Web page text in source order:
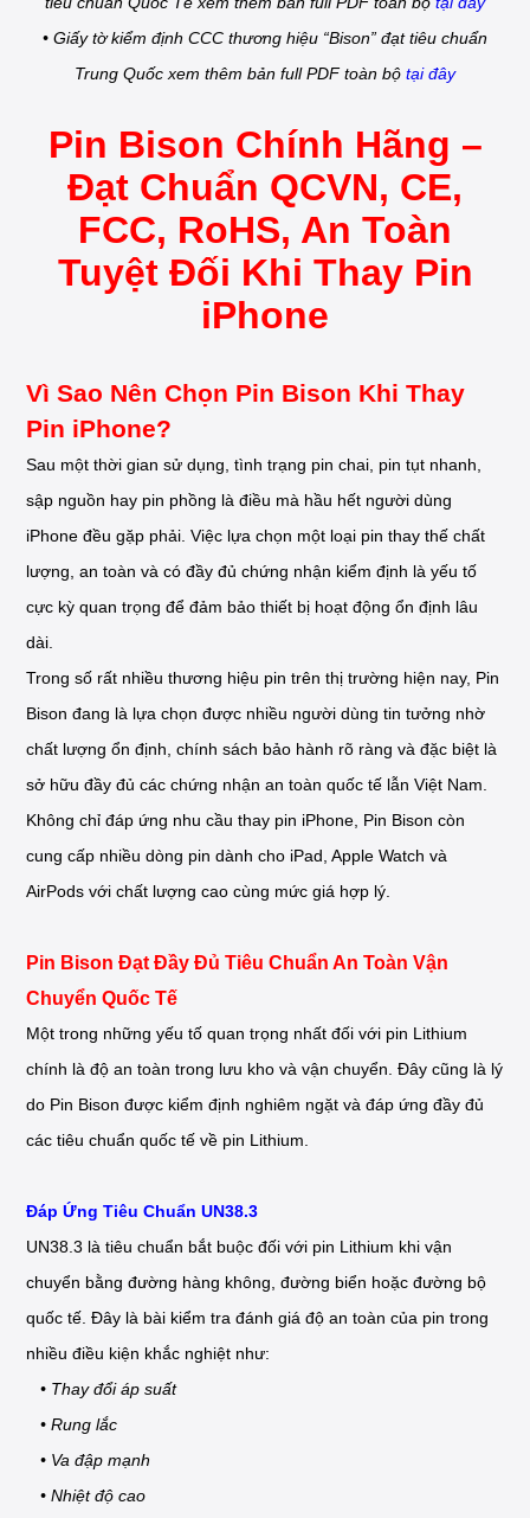
• Giấy tờ kiểm định CCC thương hiệu “Bison” đạt tiêu chuẩn
Trung Quốc xem thêm bản full PDF toàn bộ tại đây
Pin Bison Chính Hãng –
Đạt Chuẩn QCVN, CE,
FCC, RoHS, An Toàn
Tuyệt Đối Khi Thay Pin
iPhone
Vì Sao Nên Chọn Pin Bison Khi Thay
Pin iPhone?
Sau một thời gian sử dụng, tình trạng pin chai, pin tụt nhanh,
sập nguồn hay pin phồng là điều mà hầu hết người dùng
iPhone đều gặp phải. Việc lựa chọn một loại pin thay thế chất
lượng, an toàn và có đầy đủ chứng nhận kiểm định là yếu tố
cực kỳ quan trọng để đảm bảo thiết bị hoạt động ổn định lâu
dài.
Trong số rất nhiều thương hiệu pin trên thị trường hiện nay, Pin
Bison đang là lựa chọn được nhiều người dùng tin tưởng nhờ
chất lượng ổn định, chính sách bảo hành rõ ràng và đặc biệt là
sở hữu đầy đủ các chứng nhận an toàn quốc tế lẫn Việt Nam.
Không chỉ đáp ứng nhu cầu thay pin iPhone, Pin Bison còn
cung cấp nhiều dòng pin dành cho iPad, Apple Watch và
AirPods với chất lượng cao cùng mức giá hợp lý.
Pin Bison Đạt Đầy Đủ Tiêu Chuẩn An Toàn Vận
Chuyển Quốc Tế
Một trong những yếu tố quan trọng nhất đối với pin Lithium
chính là độ an toàn trong lưu kho và vận chuyển. Đây cũng là lý
do Pin Bison được kiểm định nghiêm ngặt và đáp ứng đầy đủ
các tiêu chuẩn quốc tế về pin Lithium.
Đáp Ứng Tiêu Chuẩn UN38.3
UN38.3 là tiêu chuẩn bắt buộc đối với pin Lithium khi vận
chuyển bằng đường hàng không, đường biển hoặc đường bộ
quốc tế. Đây là bài kiểm tra đánh giá độ an toàn của pin trong
nhiều điều kiện khắc nghiệt như:
• Thay đổi áp suất
• Rung lắc
• Va đập mạnh
• Nhiệt độ cao